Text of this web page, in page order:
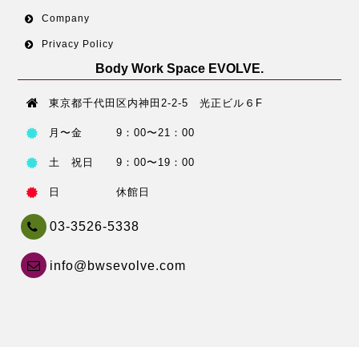
Company
Privacy Policy
Body Work Space EVOLVE.
東京都千代田区内神田2-2-5 光正ビル６F
月〜金 9：00〜21：00
土 祝日 9：00〜19：00
日 休館日
03-3526-5338
info@bwsevolve.com